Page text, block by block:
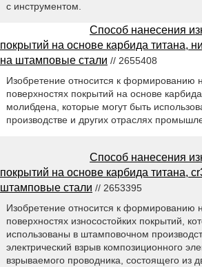
с инструментом.
Способ нанесения
покрытий на основе карбида титана,
на штамповые стали // 2655408
Изобретение относится к формированию
поверхностях покрытий на основе
молибдена, которые могут быть
производстве и других отраслях
Способ нанесения
покрытий на основе карбида титана,
штамповые стали // 2653395
Изобретение относится к формированию
поверхностях износостойких покрытий,
использованы в штамповочном
электрический взрыв композиционного
взрываемого проводника, состоящего из